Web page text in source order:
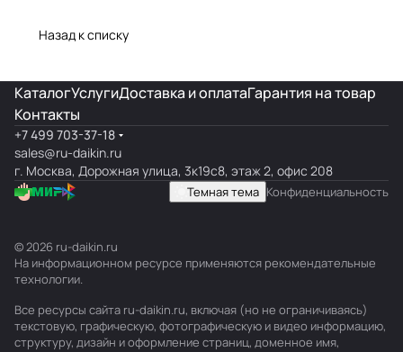
Назад к списку
КаталогУслугиДоставка и оплатаГарантия на товар
Контакты
+7 499 703-37-18
sales@ru-daikin.ru
г. Москва, Дорожная улица, 3к19с8, этаж 2, офис 208
Темная тема Конфиденциальность
© 2026 ru-daikin.ru
На информационном ресурсе применяются рекомендательные
технологии.
Все ресурсы сайта ru-daikin.ru, включая (но не ограничиваясь)
текстовую, графическую, фотографическую и видео информацию,
структуру, дизайн и оформление страниц, доменное имя,